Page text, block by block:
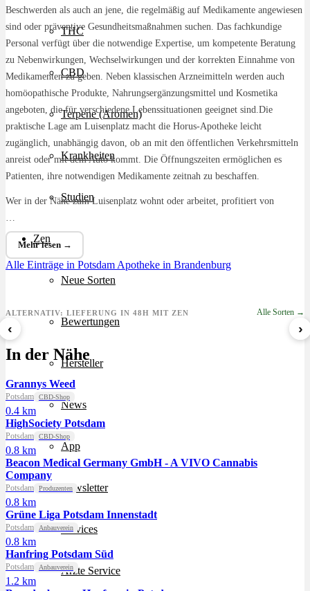
THC
CBD
Terpene (Aromen)
Krankheiten
Studien
Zen
Neue Sorten
Bewertungen
Hersteller
News
App
Newsletter
Services
Ärzte Service
Beschwerden als auch an jene, die regelmäßig auf Medikamente angewiesen
sind oder präventive Gesundheitsmaßnahmen suchen. Das fachkundige
Personal verfügt über die notwendige Expertise, um kompetente Beratung
zu Nebenwirkungen, Wechselwirkungen und der korrekten Einnahme von
Medikamenten zu geben. Neben klassischen Arzneimitteln werden auch
homöopathische Produkte, Nahrungsergänzungsmittel und Kosmetika
angeboten, die für verschiedene Lebenssituationen geeignet sind.Die
praktische Lage am Luisenplatz macht die Horus-Apotheke leicht
zugänglich, unabhängig davon, ob an mit den öffentlichen Verkehrsmitteln
anreist oder mit dem Auto kommt. Die Öffnungszeiten ermöglichen es
Patienten, ihre notwendigen Medikamente zeitnah zu beschaffen.
Wer in der Nähe zum Luisenplatz wohnt oder arbeitet, profitiert von
Mehr lesen →
Alle Einträge in Potsdam Apotheke in Brandenburg
ALTERNATIV: LIEFERUNG IN 48H MIT ZEN Alle Sorten →
‹
Sour Mintz Haze
ab 5,99 €/g
›
In der Nähe
Grannys Weed
Potsdam CBD-Shop
0.4 km
HighSociety Potsdam
Potsdam CBD-Shop
0.8 km
Beacon Medical Germany GmbH - A VIVO Cannabis
Company
Potsdam Produzenten
0.8 km
Grüne Liga Potsdam Innenstadt
Potsdam Anbauverein
0.8 km
Hanfring Potsdam Süd
Potsdam Anbauverein
1.2 km